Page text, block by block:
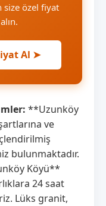
size özel fiyat
Al ➤
**Uzunköy
ve
bulunmaktadır.
Köyü**
24 saat
Lüks granit,